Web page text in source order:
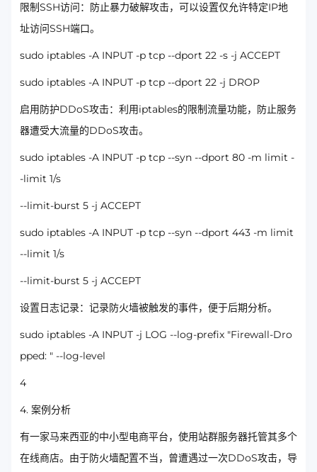
限制SSH访问：防止暴力破解攻击，可以设置仅允许特定IP地
址访问SSH端口。
sudo iptables -A INPUT -p tcp --dport 22 -s -j ACCEPT
sudo iptables -A INPUT -p tcp --dport 22 -j DROP
启用防护DDoS攻击：利用iptables的限制流量功能，防止服务
器遭受大流量的DDoS攻击。
sudo iptables -A INPUT -p tcp --syn --dport 80 -m limit -
-limit 1/s
--limit-burst 5 -j ACCEPT
sudo iptables -A INPUT -p tcp --syn --dport 443 -m limit
--limit 1/s
--limit-burst 5 -j ACCEPT
设置日志记录：记录防火墙被触发的事件，便于后期分析。
sudo iptables -A INPUT -j LOG --log-prefix "Firewall-Dro
pped: " --log-level
4
4. 案例分析
有一家马来西亚的中小型电商平台，使用站群服务器托管其多个
在线商店。由于防火墙配置不当，曾遭遇过一次DDoS攻击，导